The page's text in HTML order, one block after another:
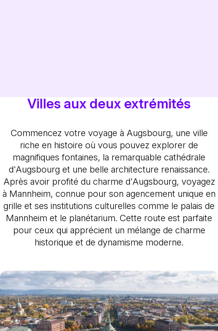
Villes aux deux extrémités
Commencez votre voyage à Augsbourg, une ville
riche en histoire où vous pouvez explorer de
magnifiques fontaines, la remarquable cathédrale
d'Augsbourg et une belle architecture renaissance.
Après avoir profité du charme d'Augsbourg, voyagez
à Mannheim, connue pour son agencement unique en
grille et ses institutions culturelles comme le palais de
Mannheim et le planétarium. Cette route est parfaite
pour ceux qui apprécient un mélange de charme
historique et de dynamisme moderne.